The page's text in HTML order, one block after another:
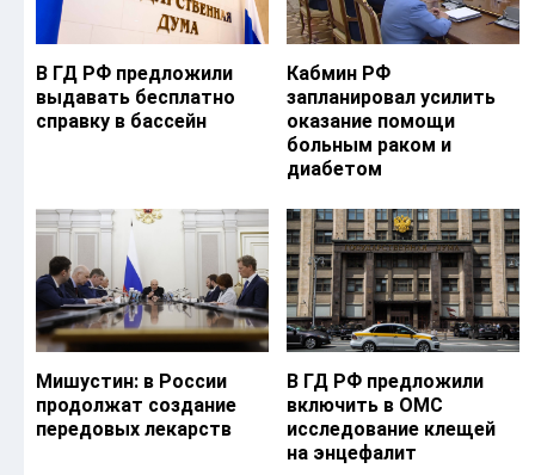
В ГД РФ предложили
выдавать бесплатно
справку в бассейн
Кабмин РФ
запланировал усилить
оказание помощи
больным раком и
диабетом
Мишустин: в России
продолжат создание
передовых лекарств
В ГД РФ предложили
включить в ОМС
исследование клещей
на энцефалит